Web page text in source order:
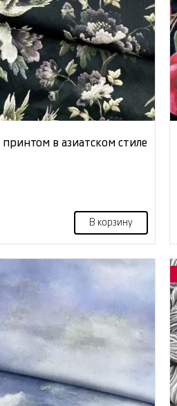
в азиатском стиле
В корзину